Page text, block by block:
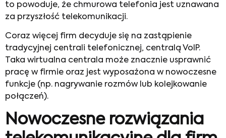
to powoduje, że chmurowa telefonia jest uznawana
za przyszłość telekomunikacji.
Coraz więcej firm decyduje się na zastąpienie
tradycyjnej centrali telefonicznej, centralą VoIP.
Taka wirtualna centrala może znacznie usprawnić
pracę w firmie oraz jest wyposażona w nowoczesne
funkcje (np. nagrywanie rozmów lub kolejkowanie
połączeń).
Nowoczesne rozwiązania